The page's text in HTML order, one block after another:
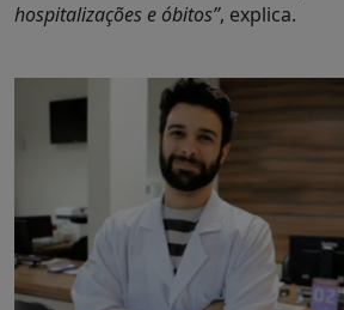
hospitalizações e óbitos”, explica.